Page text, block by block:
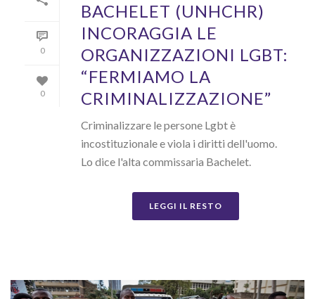
0
0
BACHELET (UNHCHR)
INCORAGGIA LE
ORGANIZZAZIONI LGBT:
“FERMIAMO LA
CRIMINALIZZAZIONE”
Criminalizzare le persone Lgbt è
incostituzionale e viola i diritti dell'uomo.
Lo dice l'alta commissaria Bachelet.
LEGGI IL RESTO